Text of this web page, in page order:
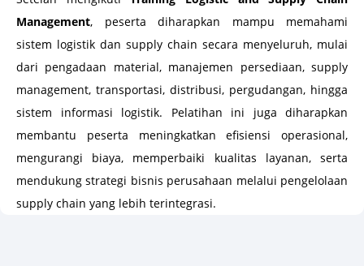
Management, peserta diharapkan mampu memahami
sistem logistik dan supply chain secara menyeluruh, mulai
dari pengadaan material, manajemen persediaan, supply
management, transportasi, distribusi, pergudangan, hingga
sistem informasi logistik. Pelatihan ini juga diharapkan
membantu peserta meningkatkan efisiensi operasional,
mengurangi biaya, memperbaiki kualitas layanan, serta
mendukung strategi bisnis perusahaan melalui pengelolaan
supply chain yang lebih terintegrasi.